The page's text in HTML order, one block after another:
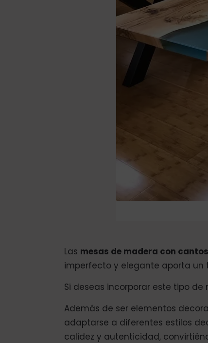
Las mesas de madera con
imperfecto y elegante aporta un
Si deseas incorporar este tipo
Además de ser elementos
adaptarse a diferentes estilos
calidez y autenticidad,